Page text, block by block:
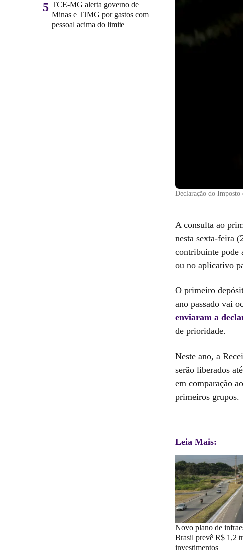
Declaração do Imposto
A consulta ao
nesta sexta-feira
contribuinte pode
ou no aplicativo
O primeiro
ano passado vai
enviaram a
de prioridade.
Neste ano, a
serão liberados
em comparação
primeiros grupos.
Leia Mais:
Novo plano de
Brasil prevê R$ 1,2
investimentos
5 TCE-MG alerta governo de
Minas e TJMG por gastos com
pessoal acima do limite